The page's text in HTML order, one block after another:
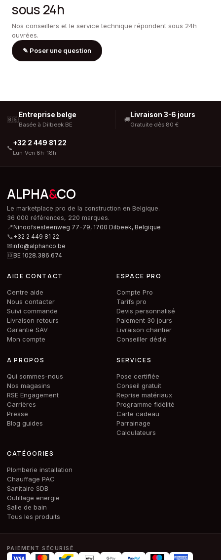
sous 24h
Nos conseillers et le service technique répondent sous 24h
ouvrées.
✎ Poser une question
🇧🇪
Entreprise belge
Basée à Dilbeek BE
🚚
Livraison 3-6 jours
Gratuite dès 80 €
📞
+32 2 449 81 22
Lun-Ven 8h-18h
ALPHA&CO
Le marketplace pro de la construction en Belgique.
36 000 références, 220 marques.
📍Ninoofsesteenweg 77-79, 1700 Dilbeek, Belgique
📞+32 2 449 81 22
✉info@alphanco.be
🆔BE 1028.386.674
AIDE CONTACT
Centre aide
Nous contacter
Suivi commande
Livraison retours
Garantie SAV
Mon compte
ESPACE PRO
Compte Pro
Tarifs pro
Devis personnalisé
Paiement 30 jours
Livraison chantier
Conseiller dédié
A PROPOS
Qui sommes-nous
Nos magasins
RSE Engagement
Carrières
Presse
Blog guides
SERVICES
Pose certifiée
Conseil gratuit
Reprise matériaux
Programme fidélité
Carte cadeau
Parrainage
Calculateurs
CATÉGORIES
Plomberie installation
Chauffage PAC
Sanitaire SDB
Outillage energie
Salle de bain
Tous les produits
PAIEMENT SÉCURISÉ